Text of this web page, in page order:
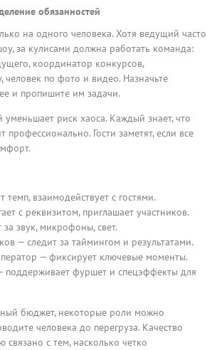
обязанностей
на одного человека. Хотя ведущий часто
за кулисами должна работать команда:
координатор конкурсов,
человек по фото и видео. Назначьте
и пропишите им задачи.
уменьшает риск хаоса. Каждый знает, что
профессионально. Гости заметят, если все
взаимодействует с гостями.
с реквизитом, приглашает участников.
за звук, микрофоны, свет.
— следит за таймингом и результатами.
— фиксирует ключевые моменты.
поддерживает фуршет и спецэффекты для
бюджет, некоторые роли можно
человека до перегруза. Качество
связано с тем, насколько четко